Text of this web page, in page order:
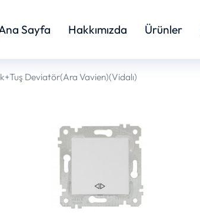
Sayfa Hakkımızda Ürünler
Deviatör(Ara Vavien)(Vidalı)